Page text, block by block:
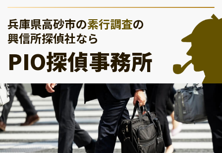
兵庫県高砂市の素行調査の
興信所探偵社なら
PIO探偵事務所